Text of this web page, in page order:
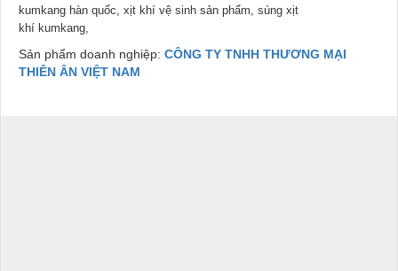
kumkang hàn quốc, xịt khí vệ sinh sản phẩm, súng xịt
khí kumkang,
Sản phẩm doanh nghiệp: CÔNG TY TNHH THƯƠNG MẠI
THIÊN ÂN VIỆT NAM